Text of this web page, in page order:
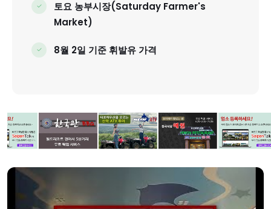
토요 농부시장(Saturday Farmer's
Market)
8월 2일 기준 휘발유 가격